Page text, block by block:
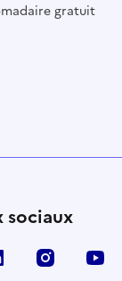
gratuit
sociaux
LinkedIn Instagram